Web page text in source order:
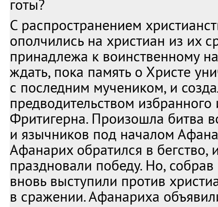
готы?
С распространением
ополчились на христиан из их
принадлежа к воинственному
ждать, пока память о Христе
с последним мучеником, и
предводительством
Фритигерна. Произошла битва
и язычников под началом
Афанарих обратился в бегство,
праздновали победу. Но,
вновь выступили против
в сражении. Афанариха